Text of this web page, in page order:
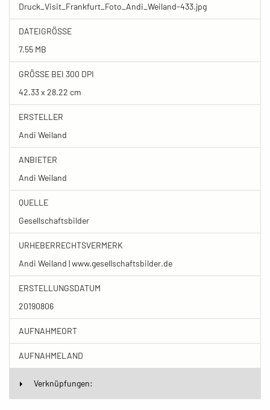
Druck_Visit_Frankfurt_Foto_Andi_Weiland-433.jpg
DATEIGRÖSSE
7.55 MB
GRÖSSE BEI 300 DPI
42.33 x 28.22 cm
ERSTELLER
Andi Weiland
ANBIETER
Andi Weiland
QUELLE
Gesellschaftsbilder
URHEBERRECHTSVERMERK
Andi Weiland | www.gesellschaftsbilder.de
ERSTELLUNGSDATUM
20190806
AUFNAHMEORT
AUFNAHMELAND
Verknüpfungen: